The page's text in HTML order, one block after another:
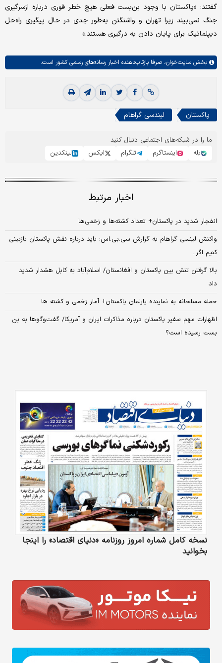
گفتند: «پاکستان با وجود بن‌بست فعلی هیچ خطر فوری درباره ازسرگیری
جنگ نمی‌بیند زیرا تهران و واشنگتن به‌طور جدی در حال پیگیری راه‌حل
دیپلماتیک برای پایان دادن به درگیری هستند.»
بخش سایت‌خوان، صرفا بازتاب‌دهنده اخبار رسانه‌های رسمی کشور است.
پاکستان لیندسی گراهام
ما را در شبکه‌های اجتماعی دنبال کنید
بله
اینستاگرم تلگرام ایکس لینکدین
اخبار مرتبط
انفجار شدید در پاکستان+ تعداد کشته‌ها و زخمی‌ها
واکنش لینسی گراهام به گزارش سی.بی.اس: باید درباره نقش پاکستان بازبینی
کنیم اگر...
بالا گرفتن تنش بین پاکستان و افغانستان/ اسلام‌آباد به کابل هشدار شدید
داد
حمله مسلحانه به نماینده پارلمان پاکستان+ آمار زخمی و کشته ها
اظهارات مهم سفیر پاکستان درباره مذاکرات ایران و آمریکا/ گفت‌وگوها به بن
بست رسیده است؟
نسخه کامل شماره امروز روزنامه «دنیای‌ اقتصاد» را اینجا
بخوانید